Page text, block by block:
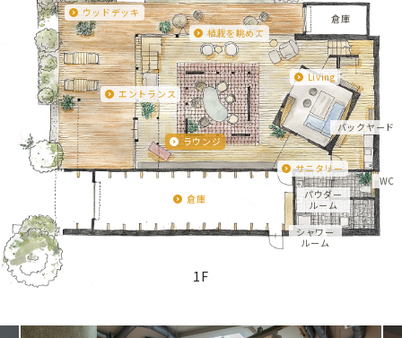
ラウンジ
植栽を眺めて
Living
ウッドデッキ
倉庫
サニタリー
エントランス
倉庫
バックヤード
WC
パウダー
ルーム
シャワー
ルーム
1F